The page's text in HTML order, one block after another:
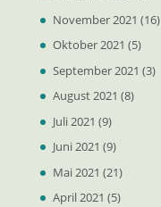
November 2021 (16)
Oktober 2021 (5)
September 2021 (3)
August 2021 (8)
Juli 2021 (9)
Juni 2021 (9)
Mai 2021 (21)
April 2021 (5)